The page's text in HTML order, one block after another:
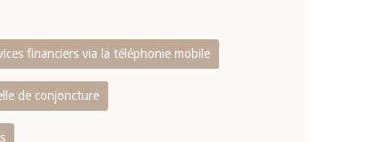
financiers via la téléphonie mobile
de conjoncture